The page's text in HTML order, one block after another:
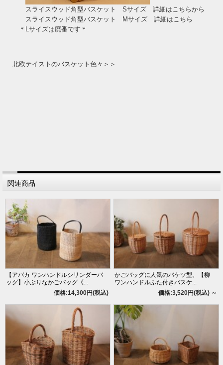
スライスウッド角型バスケット Sサイズ 詳細はこちらから
スライスウッド角型バスケット Mサイズ 詳細はこちら
＊Lサイズは廃番です＊
北欧テイストのバスケット色々＞＞
関連商品
【アバカ ワンハンドルシリンダーバ
ッグ】小ぶりなかごバッグ《...
価格:14,300円(税込)
かごバッグに人気のバケツ型。【柳
ワンハンドルふた付きバスケ...
価格:3,520円(税込) ～